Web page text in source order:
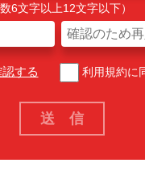
6文字以上12文字以下）
する 利用規約に